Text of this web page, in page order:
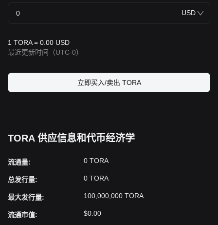
USD
1 TORA = 0.00 USD
最近更新时间
（UTC-0）
立即买入/卖出 TORA
TORA 供应信息和代币经济学
流通量: 0 TORA
总发行量: 0 TORA
最大发行量: 100,000,000 TORA
流通市值: $0.00